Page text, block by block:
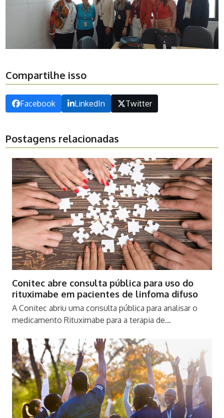
Compartilhe isso
Facebook LinkedIn Twitter
Postagens relacionadas
Conitec abre consulta pública para uso do
rituximabe em pacientes de linfoma difuso
A Conitec abriu uma consulta pública para analisar o
medicamento Rituximabe para a terapia de…